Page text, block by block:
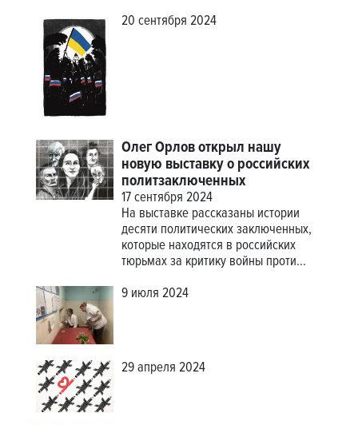
20 сентября 2024
Олег Орлов открыл нашу
новую выставку о российских
политзаключенных
17 сентября 2024
На выставке рассказаны истории
десяти политических заключенных,
которые находятся в российских
тюрьмах за критику войны проти...
9 июля 2024
29 апреля 2024